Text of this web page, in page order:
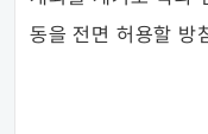
동을 전면 허용할 방